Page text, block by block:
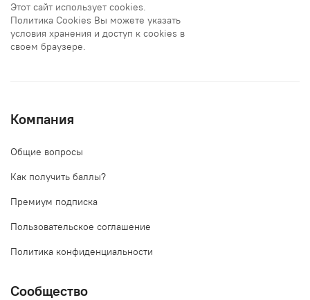
Этот сайт использует cookies.
Политика Cookies Вы можете указать
условия хранения и доступ к cookies в
своем браузере.
Компания
Общие вопросы
Как получить баллы?
Премиум подписка
Пользовательское соглашение
Политика конфиденциальности
Сообщество